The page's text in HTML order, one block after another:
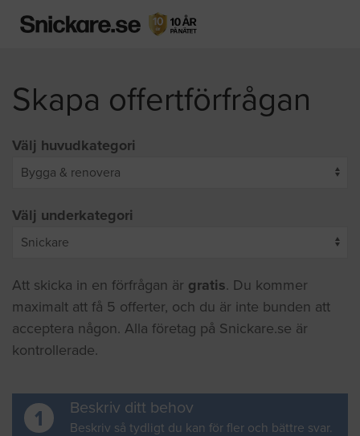
Skapa offertförfrågan
Välj huvudkategori
Välj underkategori
Att skicka in en förfrågan är gratis. Du kommer
maximalt att få 5 offerter, och du är inte bunden att
acceptera någon. Alla företag på Snickare.se är
kontrollerade.
1 Beskriv ditt behov
Beskriv så tydligt du kan för fler och bättre svar.